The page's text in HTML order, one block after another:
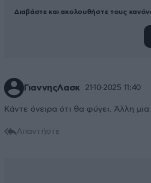
Διαβάστε και ακολουθήστε τους
ΓιαννηςΛασκ 21·10·2025 11:40
Κάντε όνειρα ότι θα φύγει. Άλλη
Απαντήστε